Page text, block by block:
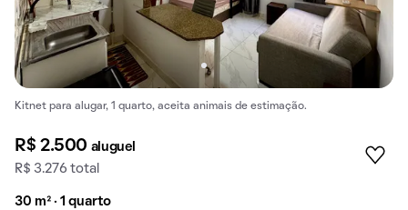
Kitnet para alugar, 1 quarto, aceita animais de estimação.
R$ 2.500 aluguel
R$ 3.276 total
30 m² · 1 quarto